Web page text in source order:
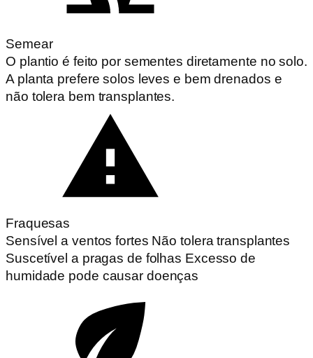
Semear
O plantio é feito por sementes diretamente no solo.
A planta prefere solos leves e bem drenados e
não tolera bem transplantes.
Fraquesas
Sensível a ventos fortes Não tolera transplantes
Suscetível a pragas de folhas Excesso de
humidade pode causar doenças